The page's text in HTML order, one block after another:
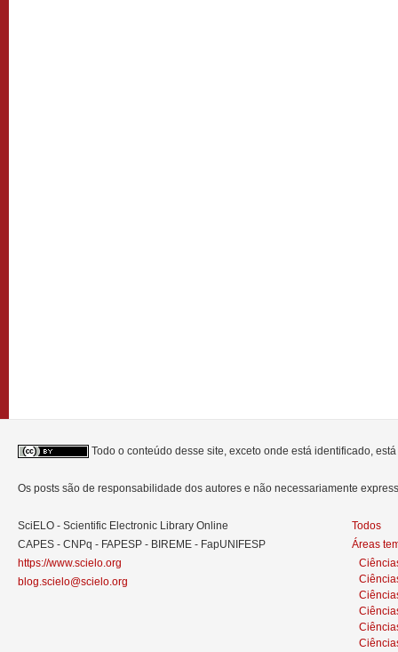
Todo o conteúdo desse site, exceto onde está identificado,
Os posts são de responsabilidade dos autores e não necessariamente
SciELO - Scientific Electronic Library Online
CAPES - CNPq - FAPESP - BIREME - FapUNIFESP
https://www.scielo.org
blog.scielo@scielo.org
Todos
Áreas